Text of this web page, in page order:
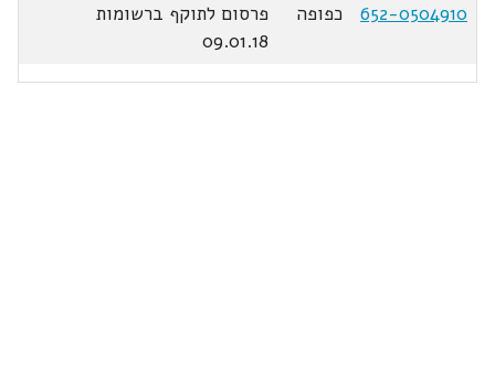
652-0504910
כפופה
פרסום לתוקף ברשומות
09.01.18